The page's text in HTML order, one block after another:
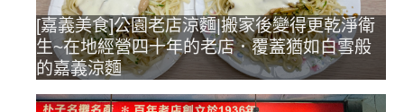
[嘉義美食]公園老店涼麵|搬家後變得更乾淨衛
生~在地經營四十年的老店．覆蓋猶如白雪般
的嘉義涼麵